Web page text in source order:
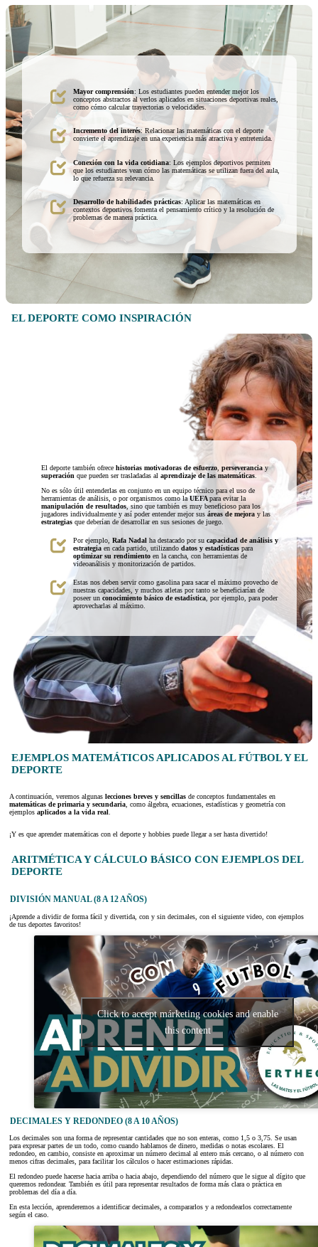
Mayor comprensión: Los estudiantes pueden entender mejor los
conceptos abstractos al verlos aplicados en situaciones deportivas reales,
como cómo calcular trayectorias o velocidades.
Incremento del interés: Relacionar las matemáticas con el deporte
convierte el aprendizaje en una experiencia más atractiva y entretenida.
Conexión con la vida cotidiana: Los ejemplos deportivos permiten
que los estudiantes vean cómo las matemáticas se utilizan fuera del aula,
lo que refuerza su relevancia.
Desarrollo de habilidades prácticas: Aplicar las matemáticas en
contextos deportivos fomenta el pensamiento crítico y la resolución de
problemas de manera práctica.
EL DEPORTE COMO INSPIRACIÓN
El deporte también ofrece historias motivadoras de esfuerzo perseveranciay
superación que pueden ser trasladadas al aprendizaje de las matemáticas
No es sólo útil entenderlas en conjunto en un equipo técnico para el uso de
herramientas de análisis, o por organismos como laUEFApara evitar la
manipulación de resultados , sino que también es muy beneficioso para los
jugadores individualmente y así poder entender mejor sus áreas de mejora y las
estrategias que deberían de desarrollar en sus sesiones de juego.
Por ejemplo, Rafa Nadal ha destacado por su capacidad de análisis y
estrategia en cada partido, utilizando datos y estadísticas para
optimizar su rendimiento en la cancha, con herramientas de
videoanálisis y monitorización de partidos.
Estas nos deben servir como gasolina para sacar el máximo provecho de
nuestras capacidades, y muchos atletas por tanto se beneficiarían de
poseer un conocimiento básico de estadística , por ejemplo, para poder
aprovecharlas al máximo.
EJEMPLOS MATEMÁTICOS APLICADOS AL FÚTBOL Y EL
DEPORTE
A continuación, veremos algunas lecciones breves y sencillas de conceptos fundamentales en
matemáticas de primaria y secundaria , como álgebra, ecuaciones, estadísticas y geometría con
ejemplos aplicados a la vida real
¡Y es que aprender matemáticas con el deporte y hobbies puede llegar a ser hasta divertido!
ARITMÉTICA Y CÁLCULO BÁSICO CON EJEMPLOS DEL
DEPORTE
DIVISIÓN MANUAL (8 A 12 AÑOS)
¡Aprende a dividir de forma fácil y divertida, con y sin decimales, con el siguiente video, con ejemplos
de tus deportes favoritos!
Click to accept márketing cookies and enable
this content
DECIMALES Y REDONDEO (8 A 10 AÑOS)
Los decimales son una forma de representar cantidades que no son enteras, como 1,5 o 3,75. Se usan
para expresar partes de un todo, como cuando hablamos de dinero, medidas o notas escolares. El
redondeo, en cambio, consiste en aproximar un número decimal al entero más cercano, o al número con
menos cifras decimales, para facilitar los cálculos o hacer estimaciones rápidas.
El redondeo puede hacerse hacia arriba o hacia abajo, dependiendo del número que le sigue al dígito que
queremos redondear. También es útil para representar resultados de forma más clara o práctica en
problemas del día a día.
En esta lección, aprenderemos a identificar decimales, a compararlos y a redondearlos correctamente
según el caso.